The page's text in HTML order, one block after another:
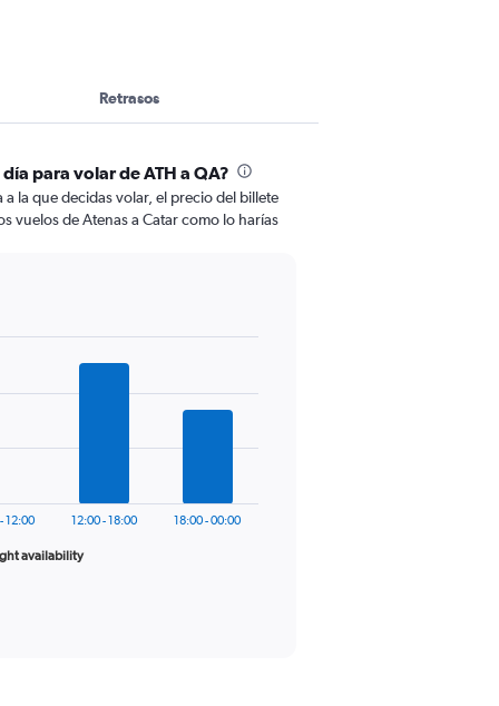
Retrasos
para volar de ATH a QA?
la que decidas volar, el precio del billete
vuelos de Atenas a Catar como lo harías
availability
12:00 12:00 - 18:00 18:00 - 00:00